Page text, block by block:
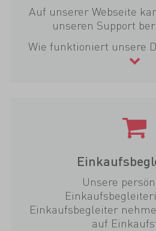
Auf unserer Webseite
unseren Support
Wie funktioniert unsere
Unsere
Einkaufsbegleiter
auf